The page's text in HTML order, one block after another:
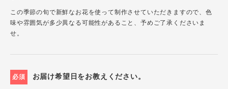
この季節の旬で新鮮なお花を使って制作させていただきますので、色
味や雰囲気が多少異なる可能性があること、予めご了承くださいま
せ。
必須 お届け希望日をお教えください。